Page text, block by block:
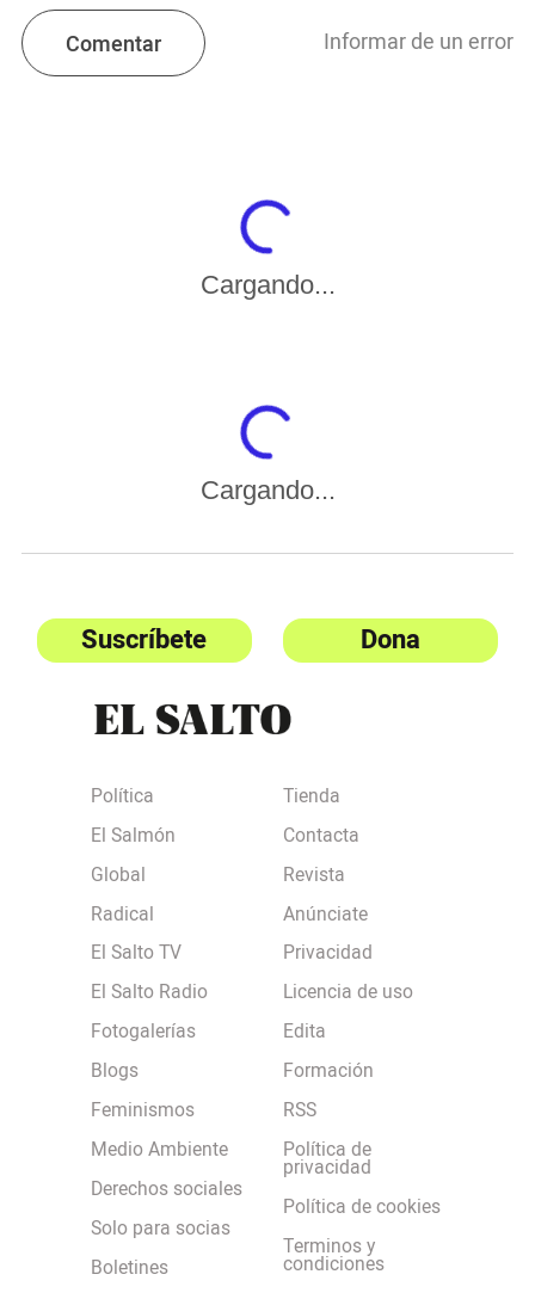
Comentar Informar de un error
Cargando...
Cargando...
Suscríbete Dona
Política
El Salmón
Global
Radical
El Salto TV
El Salto Radio
Fotogalerías
Blogs
Feminismos
Medio Ambiente
Derechos sociales
Solo para socias
Boletines
Tienda
Contacta
Revista
Anúnciate
Privacidad
Licencia de uso
Edita
Formación
RSS
Política de
privacidad
Política de cookies
Terminos y
condiciones